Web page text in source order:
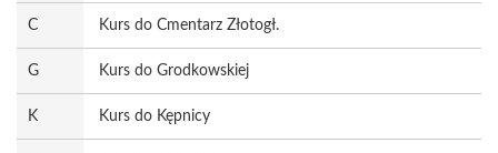
C Kurs do Cmentarz Złotogł.
G Kurs do Grodkowskiej
K Kurs do Kępnicy